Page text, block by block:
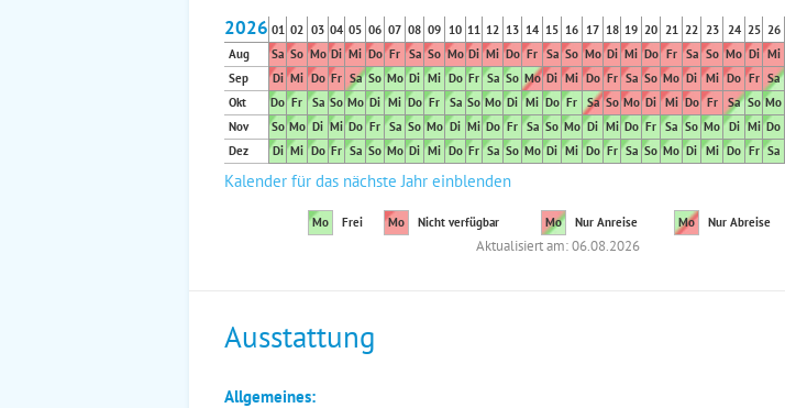
2026 01 02 03 04 05 06 07 08 09 10 11 12 13 14 15 16 17 18 19 20 21 22 23 24 25 26
Aug
Sa So Mo Di Mi Do Fr Sa So Mo Di Mi Do Fr Sa So Mo Di Mi Do Fr Sa So Mo Di Mi
Sep
Di Mi Do Fr Sa So Mo Di Mi Do Fr Sa So Mo Di Mi Do Fr Sa So Mo Di Mi Do Fr Sa
Okt
Do Fr Sa So Mo Di Mi Do Fr Sa So Mo Di Mi Do Fr Sa So Mo Di Mi Do Fr Sa So Mo
Nov
So Mo Di Mi Do Fr Sa So Mo Di Mi Do Fr Sa So Mo Di Mi Do Fr Sa So Mo Di Mi Do
Dez
Di Mi Do Fr Sa So Mo Di Mi Do Fr Sa So Mo Di Mi Do Fr Sa So Mo Di Mi Do Fr Sa
Kalender für das nächste Jahr einblenden
Mo Frei Mo Nicht verfügbar Mo Nur Anreise Mo Nur Abreise
Aktualisiert am: 06.08.2026
Ausstattung
Allgemeines: